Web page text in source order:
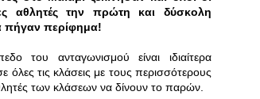
αθλητές την πρώτη και δύσκολη
πήγαν περίφημα!
του ανταγωνισμού είναι ιδιαίτερα
όλες τις κλάσεις με τους περισσότερους
των κλάσεων να δίνουν το παρών.
JAN
Southern Spars
Website
North Technology Group (NTG) company
launched a brand-new website at